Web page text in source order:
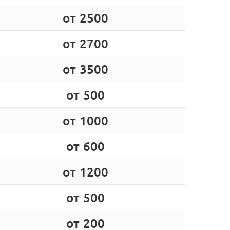
от 2500
от 2700
от 3500
от 500
от 1000
от 600
от 1200
от 500
от 200